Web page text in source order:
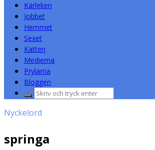
Kärleken
Jobbet
Hemmet
Sexet
Katten
Medierna
Prylarna
Bloggen
Sök
Nyckelord
springa